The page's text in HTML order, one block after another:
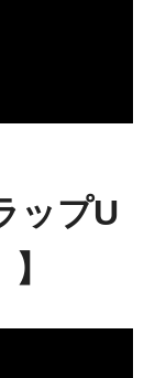
ップU